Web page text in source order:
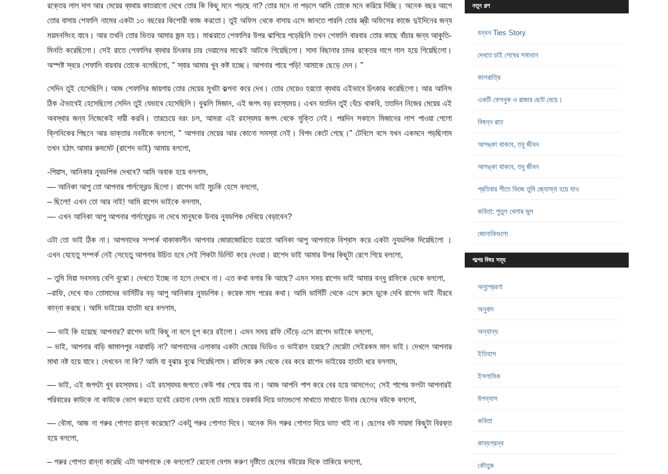
রক্তের লাল দাগ আর মেয়ের ব্যথায় কাতরানো দেখে তোর কি কিছু মনে পড়ছে না? তোর মনে না পড়লে আমি তোকে মনে করিয়ে দিচ্ছি। অনেক বছর আগে
তোর বাসায় শেফালি নামের একটা ১৩ বছরের কিশোরী কাজ করতো। তুই অফিস থেকে বাসায় এসে জানতে পারলি তোর স্ত্রী অফিসের কাজে দুইদিনের জন্য
ময়মনসিংহ যাবে। আর তখনি তোর ভিতর আমার জন্ম হয়। মাঝরাতে শেফালির উপর ঝাপিয়ে পড়েছিলি তখন শেফালি বারবার তোর কাছে বাঁচার জন্য আকুতি-
মিনতি করেছিলো। সেই রাতে শেফালির ব্যথার চিৎকার চার দেয়ালের মাঝেই আটকে গিয়েছিলো। সাদা বিছানার চাদর রক্তের দাগে লাল হয়ে গিয়েছিলো।
অস্পষ্ট স্বরে শেফালি বারবার তোকে বলেছিলো, ” স্যার আমার খুব কষ্ট হচ্ছে। আপনার পায়ে পড়ি! আমাকে ছেড়ে দেন। ”
সেদিন তুই হেসেছিলি। আজ শেফালির জায়গায় তোর মেয়ের মুখটা কল্পনা করে দেখ। তোর মেয়েও হয়তো ব্যথায় এইভাবে চিৎকার করেছিলো। আর আনিস
ঠিক ঐভাবেই হেসেছিলো সেদিন তুই যেভাবে হেসেছিলি। বুঝলি মিজান, এই জগৎ বড় রহস্যময়। এখন যতদিন তুই বেঁচে থাকবি, ততদিন নিজের মেয়ের এই
অবস্থার জন্য নিজেকেই দায়ী করবি। তারচেয়ে বরং চল, আমরা এই রহস্যময় জগৎ থেকে মুক্তি নেই। পরদিন সকালে মিজানের লাশ পাওয়া গেলো
ক্লিনিকের পিছনে আর ডাক্তার নবনীকে বললো, ” আপনার মেয়ের আর কোনো সমস্যা নেই। বিপদ কেটে গেছে।” টেবিলে বসে যখন একমনে পড়ছিলাম
তখন হঠাৎ আমার রুমমেট (রাশেদ ভাই) আমায় বললো,
-পিয়াস, আনিকার ন্যূডপিক দেখবে? আমি অবাক হয়ে বললাম,
— আনিকা আপু তো আপনার গার্লফ্রেন্ড ছিলো। রাশেদ ভাই মুচকি হেসে বললো,
– ছিলো! এখন তো আর নাই! আমি রাশেদ ভাইকে বললাম,
— এখন আনিকা আপু আপনার গার্লফ্রেন্ড না দেখে মানুষকে উনার ন্যূডপিক দেখিয়ে বেড়াবেন?
এটা তো ভাই ঠিক না। আপনাদের সম্পর্ক থাকাকালীন আপনার জোরাজোরিতে হয়তো আনিকা আপু আপনাকে বিশ্বাস করে একটা ন্যূডপিক দিয়েছিলো ।
এখন যেহেতু সম্পর্ক নেই সেহেতু আপনার উচিত হবে সেই পিকটা ডিলিট করে দেওয়া। রাশেদ ভাই আমার উপর কিছুটা রেগে গিয়ে বললো,
– তুমি মিয়া সবসময় বেশি বুঝো। দেখতে ইচ্ছে না হলে দেখবে না। এত কথা বলার কি আছে? এমন সময় রাশেদ ভাই আমার বন্ধু রাফিকে ডেকে বললো,
–রাফি, দেখে যাও তোমাদের ভার্সিটির বড় আপু আনিকার ন্যূডপিক। কয়েক মাস পরের কথা। আমি ভার্সিটি থেকে এসে রুমে ডুকে দেখি রাশেদ ভাই নীরবে
কান্না করছে। আমি ভাইয়ের হাতটা ধরে বললাম,
— ভাই কি হয়েছে আপনার? রাশেদ ভাই কিছু না বলে চুপ করে রইলো। এমন সময় রাফি দৌঁড়ে এসে রাশেদ ভাইকে বললো,
– ভাই, আপনার বাড়ি জামালপুর নয়াবাড়ি না? আপনাদের এলাকার একটা মেয়ের ভিডিও ও ভাইরাল হয়ছে? মেয়েটা সেইরকম মাল ভাই। দেখলে আপনার
মাথা নষ্ট হয়ে যাবে। দেখবেন না কি? আমি যা বুঝার বুঝে গিয়েছিলাম। রাফিকে রুম থেকে বের করে রাশেদ ভাইয়ের হাতটা ধরে বললাম,
— ভাই, এই জগৎটা খুব রহস্যময়। এই রহস্যময় জগতে কেউ পার পেয়ে যায় না। আজ আপনি পাপ করে বের হয়ে আসলেও; সেই পাপের ফলটা আপনারই
পরিবারের কাউকে না কাউকে ভোগ করতে হবেই রেহানা বেগম ছোট মাছের তরকারি দিয়ে ভাতগুলো মাখাতে মাখাতে উনার ছেলের বউকে বললো,
— বৌমা, আজ না গরুর গোশত রান্না করেছো? একটু গরুর গোশত দিবে। অনেক দিন গরুর গোশত দিয়ে ভাত খাই না। ছেলের বউ সায়মা কিছুটা বিরক্ত
হয়ে বললো,
– গরুর গোশত রান্না করেছি এটা আপনাকে কে বললো? রেহেনা বেগম করুণ দৃষ্টিতে ছেলের বউয়ের দিকে তাকিয়ে বললো,
নতুন গল্প
বন্ধন Ties Story
দেখতে চাই শেষের সমাধান
কালরাত্রি
একটি ফেসবুক ও রাজার ছোট মেয়ে।
বিষন্ন রাত
আশঙ্কা থাকবে, তবু জীবন
আশঙ্কা থাকবে, তবু জীবন
প্রতিবার শীতে ভিজে তুমি জ্যোস্না হয়ে যাও
কবিতা: পুতুল খেলার ভুল
জোনাকিগুলো
গল্পের বিষয় সমূহ
অনুপ্রেরণা
অনুবাদ
অন্যান্য
ইতিহাস
ইসলামিক
উপন্যাস
কবিতা
কাব্যগ্রন্থ
কৌতুক